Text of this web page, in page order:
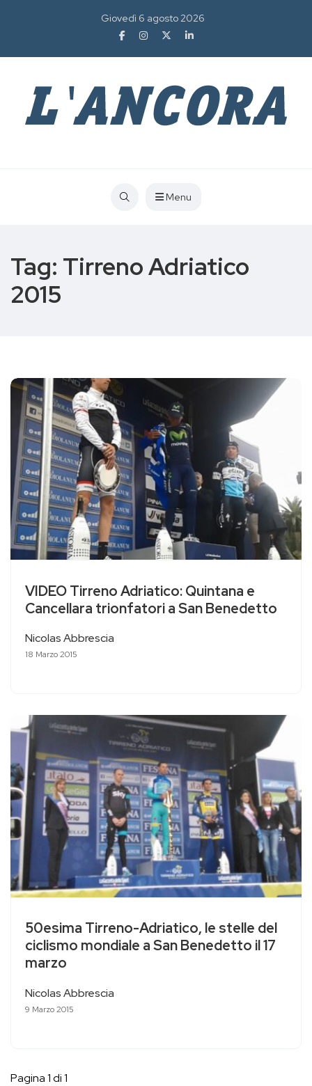
Giovedì 6 agosto 2026
Menu
Tag: Tirreno Adriatico
2015
VIDEO Tirreno Adriatico: Quintana e
Cancellara trionfatori a San Benedetto
Nicolas Abbrescia
18 Marzo 2015
50esima Tirreno-Adriatico, le stelle del
ciclismo mondiale a San Benedetto il 17
marzo
Nicolas Abbrescia
9 Marzo 2015
Pagina 1 di 1